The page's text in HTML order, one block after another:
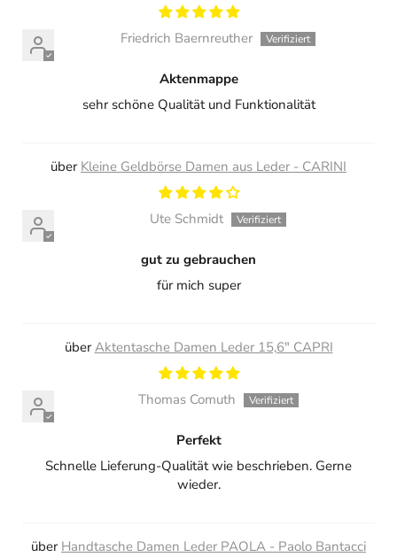
Friedrich Baernreuther
Aktenmappe
sehr schöne Qualität und Funktionalität
Kleine Geldbörse Damen aus Leder - CARINI
Ute Schmidt
gut zu gebrauchen
für mich super
Aktentasche Damen Leder 15,6" CAPRI
Thomas Comuth
Perfekt
Schnelle Lieferung-Qualität wie beschrieben. Gerne
wieder.
Handtasche Damen Leder PAOLA - Paolo Bantacci